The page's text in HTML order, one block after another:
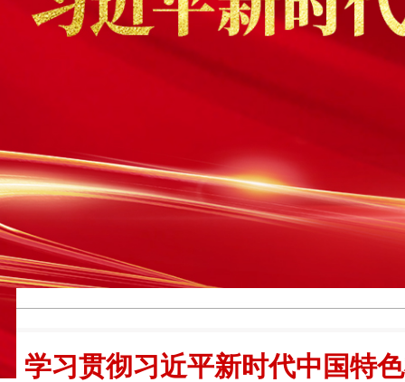
学习贯彻习近平新时代中国特